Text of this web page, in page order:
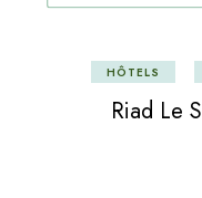
HÔTELS
Riad Le